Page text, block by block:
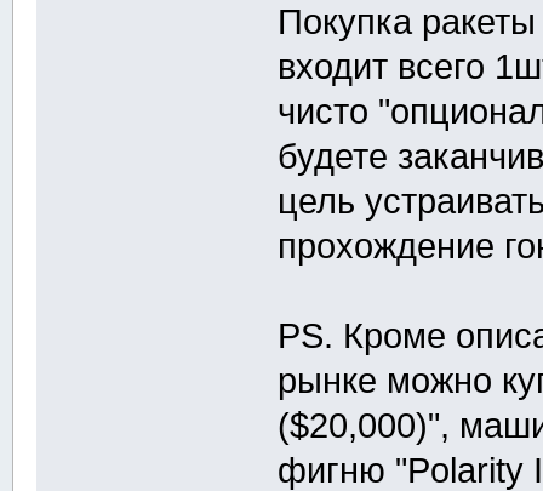
Покупка
входит всего
чисто
будете
цель
прохождение
PS. Кроме
рынке можно
($20,000)",
фигню "Polarity